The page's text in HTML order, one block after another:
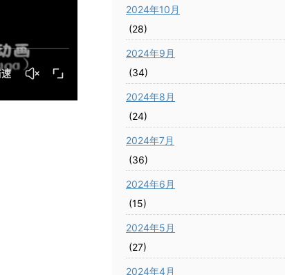
2024年10月
(28)
2024年9月
(34)
2024年8月
(24)
2024年7月
(36)
2024年6月
(15)
2024年5月
(27)
2024年4月